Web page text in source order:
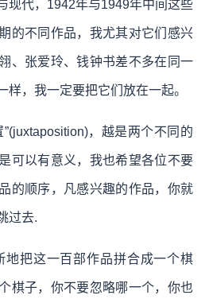
现代，1942年与1949年中间这些
的不同作品，我尤其对它们感兴
、张爱玲、钱钟书差不多在同一
样，我一定要把它们放在一起。
，越是两个不同的
可以有意义，我也希望各位不要
的顺序，凡感兴趣的作品，你就
过去.
地把这一百部作品拼合成一个棋
棋子，你不要忽略哪一个，你也